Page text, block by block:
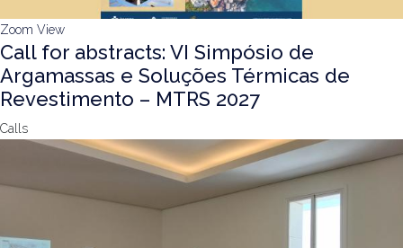
Zoom View
Call for abstracts: VI Simpósio de
Argamassas e Soluções Térmicas de
Revestimento – MTRS 2027
Calls